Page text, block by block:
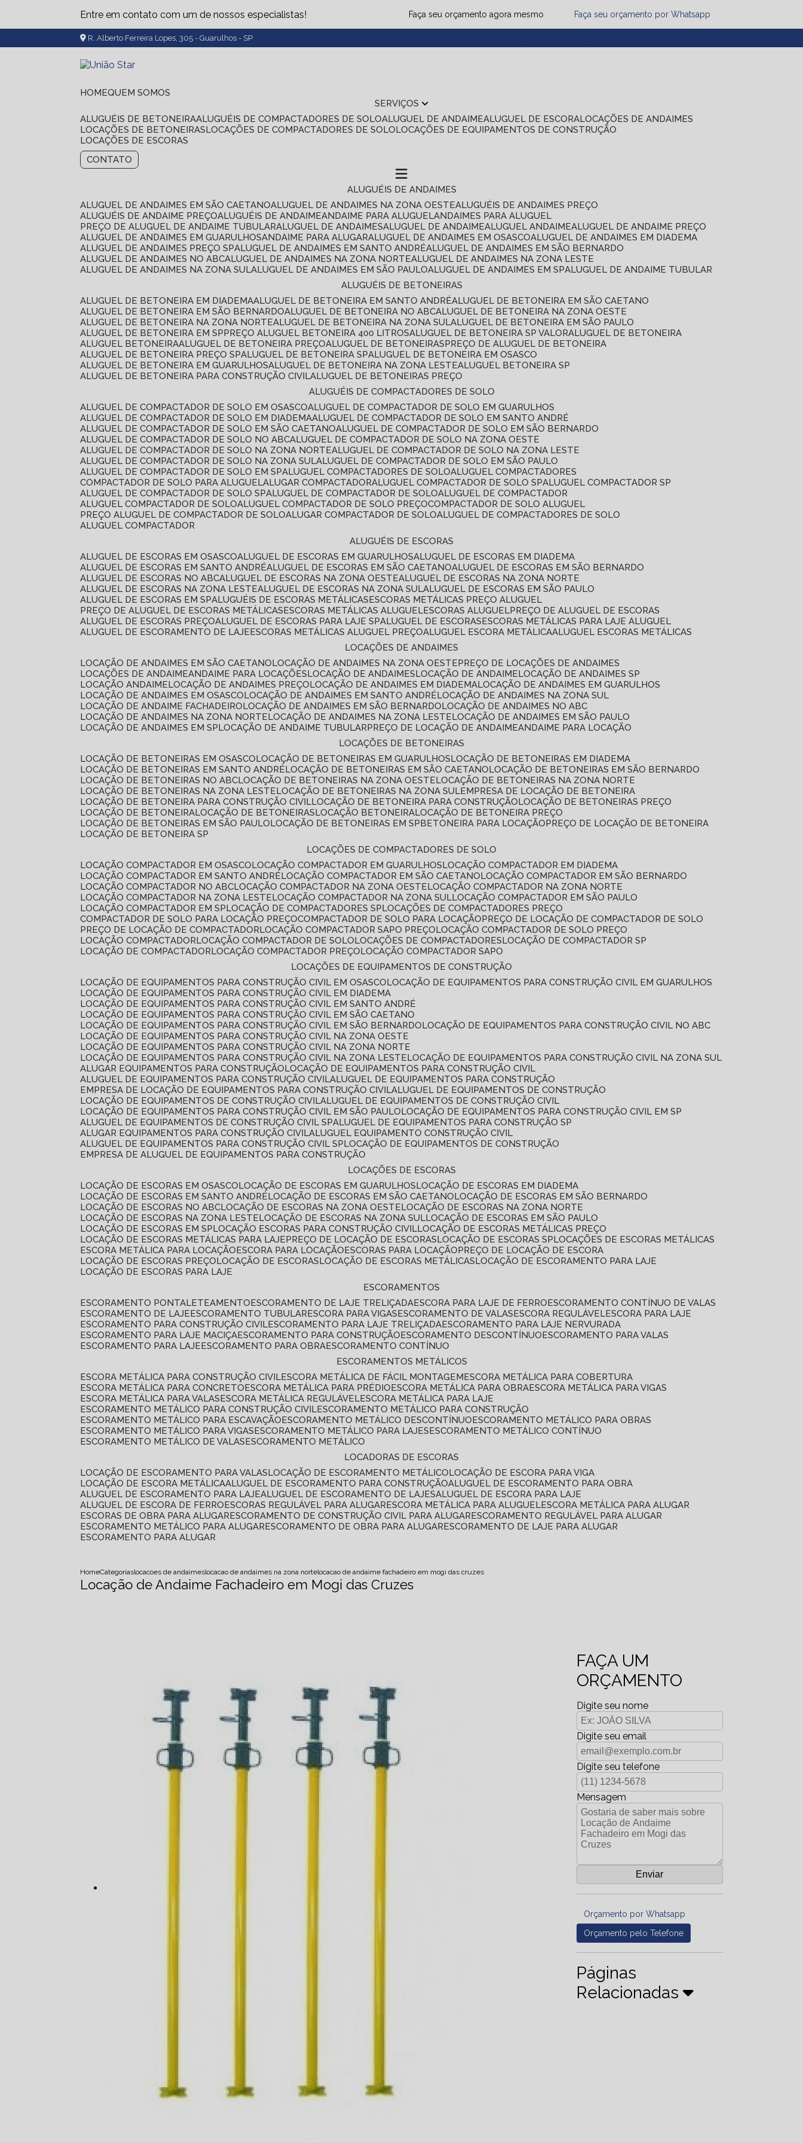
Entre em contato com um de nossos especialistas! Faça seu orçamento agora mesmo Faça seu orçamento por Whatsapp
R. Alberto Ferreira Lopes, 305 - Guarulhos - SP
HOME
QUEM SOMOS
SERVIÇOS
ALUGUÉIS DE BETONEIRA ALUGUÉIS DE COMPACTADORES DE SOLO ALUGUEL DE ANDAIME ALUGUEL DE ESCORA LOCAÇÕES DE ANDAIMES
LOCAÇÕES DE BETONEIRAS LOCAÇÕES DE COMPACTADORES DE SOLO LOCAÇÕES DE EQUIPAMENTOS DE CONSTRUÇÃO
LOCAÇÕES DE ESCORAS
CONTATO
ALUGUÉIS DE ANDAIMES
ALUGUEL DE ANDAIMES EM SÃO CAETANO ALUGUEL DE ANDAIMES NA ZONA OESTE ALUGUÉIS DE ANDAIMES PREÇO
ALUGUÉIS DE ANDAIME PREÇO ALUGUÉIS DE ANDAIME ANDAIME PARA ALUGUEL ANDAIMES PARA ALUGUEL
PREÇO DE ALUGUEL DE ANDAIME TUBULAR ALUGUEL DE ANDAIMES ALUGUEL DE ANDAIME ALUGUEL ANDAIME ALUGUEL DE ANDAIME PREÇO
ALUGUEL DE ANDAIMES EM GUARULHOS ANDAIME PARA ALUGAR ALUGUEL DE ANDAIMES EM OSASCO ALUGUEL DE ANDAIMES EM DIADEMA
ALUGUEL DE ANDAIMES PREÇO SP ALUGUEL DE ANDAIMES EM SANTO ANDRÉ ALUGUEL DE ANDAIMES EM SÃO BERNARDO
ALUGUEL DE ANDAIMES NO ABC ALUGUEL DE ANDAIMES NA ZONA NORTE ALUGUEL DE ANDAIMES NA ZONA LESTE
ALUGUEL DE ANDAIMES NA ZONA SUL ALUGUEL DE ANDAIMES EM SÃO PAULO ALUGUEL DE ANDAIMES EM SP ALUGUEL DE ANDAIME TUBULAR
ALUGUÉIS DE BETONEIRAS
ALUGUEL DE BETONEIRA EM DIADEMA ALUGUEL DE BETONEIRA EM SANTO ANDRÉ ALUGUEL DE BETONEIRA EM SÃO CAETANO
ALUGUEL DE BETONEIRA EM SÃO BERNARDO ALUGUEL DE BETONEIRA NO ABC ALUGUEL DE BETONEIRA NA ZONA OESTE
ALUGUEL DE BETONEIRA NA ZONA NORTE ALUGUEL DE BETONEIRA NA ZONA SUL ALUGUEL DE BETONEIRA EM SÃO PAULO
ALUGUEL DE BETONEIRA EM SP
PREÇO ALUGUEL BETONEIRA 400 LITROS ALUGUEL DE BETONEIRA SP VALOR ALUGUEL DE BETONEIRA
ALUGUEL BETONEIRA ALUGUEL DE BETONEIRA PREÇO ALUGUEL DE BETONEIRAS
PREÇO DE ALUGUEL DE BETONEIRA
ALUGUEL DE BETONEIRA PREÇO SP ALUGUEL DE BETONEIRA SP ALUGUEL DE BETONEIRA EM OSASCO
ALUGUEL DE BETONEIRA EM GUARULHOS ALUGUEL DE BETONEIRA NA ZONA LESTE ALUGUEL BETONEIRA SP
ALUGUEL DE BETONEIRA PARA CONSTRUÇÃO CIVIL ALUGUEL DE BETONEIRAS PREÇO
ALUGUÉIS DE COMPACTADORES DE SOLO
ALUGUEL DE COMPACTADOR DE SOLO EM OSASCO ALUGUEL DE COMPACTADOR DE SOLO EM GUARULHOS
ALUGUEL DE COMPACTADOR DE SOLO EM DIADEMA ALUGUEL DE COMPACTADOR DE SOLO EM SANTO ANDRÉ
ALUGUEL DE COMPACTADOR DE SOLO EM SÃO CAETANO ALUGUEL DE COMPACTADOR DE SOLO EM SÃO BERNARDO
ALUGUEL DE COMPACTADOR DE SOLO NO ABC ALUGUEL DE COMPACTADOR DE SOLO NA ZONA OESTE
ALUGUEL DE COMPACTADOR DE SOLO NA ZONA NORTE ALUGUEL DE COMPACTADOR DE SOLO NA ZONA LESTE
ALUGUEL DE COMPACTADOR DE SOLO NA ZONA SUL ALUGUEL DE COMPACTADOR DE SOLO EM SÃO PAULO
ALUGUEL DE COMPACTADOR DE SOLO EM SP ALUGUEL COMPACTADORES DE SOLO ALUGUEL COMPACTADORES
COMPACTADOR DE SOLO PARA ALUGUEL ALUGAR COMPACTADOR ALUGUEL COMPACTADOR DE SOLO SP ALUGUEL COMPACTADOR SP
ALUGUEL DE COMPACTADOR DE SOLO SP ALUGUEL DE COMPACTADOR DE SOLO ALUGUEL DE COMPACTADOR
ALUGUEL COMPACTADOR DE SOLO ALUGUEL COMPACTADOR DE SOLO PREÇO COMPACTADOR DE SOLO ALUGUEL
PREÇO ALUGUEL DE COMPACTADOR DE SOLO ALUGAR COMPACTADOR DE SOLO ALUGUEL DE COMPACTADORES DE SOLO
ALUGUEL COMPACTADOR
ALUGUÉIS DE ESCORAS
ALUGUEL DE ESCORAS EM OSASCO ALUGUEL DE ESCORAS EM GUARULHOS ALUGUEL DE ESCORAS EM DIADEMA
ALUGUEL DE ESCORAS EM SANTO ANDRÉ ALUGUEL DE ESCORAS EM SÃO CAETANO ALUGUEL DE ESCORAS EM SÃO BERNARDO
ALUGUEL DE ESCORAS NO ABC ALUGUEL DE ESCORAS NA ZONA OESTE ALUGUEL DE ESCORAS NA ZONA NORTE
ALUGUEL DE ESCORAS NA ZONA LESTE ALUGUEL DE ESCORAS NA ZONA SUL ALUGUEL DE ESCORAS EM SÃO PAULO
ALUGUEL DE ESCORAS EM SP ALUGUÉIS DE ESCORAS METÁLICAS
ESCORAS METÁLICAS PREÇO ALUGUEL
PREÇO DE ALUGUEL DE ESCORAS METÁLICAS
ESCORAS METÁLICAS ALUGUEL ESCORAS ALUGUEL
PREÇO DE ALUGUEL DE ESCORAS
ALUGUEL DE ESCORAS PREÇO ALUGUEL DE ESCORAS PARA LAJE SP ALUGUEL DE ESCORAS
ESCORAS METÁLICAS PARA LAJE ALUGUEL
ALUGUEL DE ESCORAMENTO DE LAJE
ESCORAS METÁLICAS ALUGUEL PREÇO ALUGUEL ESCORA METÁLICA ALUGUEL ESCORAS METÁLICAS
LOCAÇÕES DE ANDAIMES
LOCAÇÃO DE ANDAIMES EM SÃO CAETANO LOCAÇÃO DE ANDAIMES NA ZONA OESTE
PREÇO DE LOCAÇÕES DE ANDAIMES
LOCAÇÕES DE ANDAIME ANDAIME PARA LOCAÇÕES LOCAÇÃO DE ANDAIMES LOCAÇÃO DE ANDAIME LOCAÇÃO DE ANDAIMES SP
LOCAÇÃO ANDAIME LOCAÇÃO DE ANDAIMES PREÇO LOCAÇÃO DE ANDAIMES EM DIADEMA LOCAÇÃO DE ANDAIMES EM GUARULHOS
LOCAÇÃO DE ANDAIMES EM OSASCO LOCAÇÃO DE ANDAIMES EM SANTO ANDRÉ LOCAÇÃO DE ANDAIMES NA ZONA SUL
LOCAÇÃO DE ANDAIME FACHADEIRO LOCAÇÃO DE ANDAIMES EM SÃO BERNARDO LOCAÇÃO DE ANDAIMES NO ABC
LOCAÇÃO DE ANDAIMES NA ZONA NORTE LOCAÇÃO DE ANDAIMES NA ZONA LESTE LOCAÇÃO DE ANDAIMES EM SÃO PAULO
LOCAÇÃO DE ANDAIMES EM SP LOCAÇÃO DE ANDAIME TUBULAR PREÇO DE LOCAÇÃO DE ANDAIME ANDAIME PARA LOCAÇÃO
LOCAÇÕES DE BETONEIRAS
LOCAÇÃO DE BETONEIRAS EM OSASCO LOCAÇÃO DE BETONEIRAS EM GUARULHOS LOCAÇÃO DE BETONEIRAS EM DIADEMA
LOCAÇÃO DE BETONEIRAS EM SANTO ANDRÉ LOCAÇÃO DE BETONEIRAS EM SÃO CAETANO LOCAÇÃO DE BETONEIRAS EM SÃO BERNARDO
LOCAÇÃO DE BETONEIRAS NO ABC LOCAÇÃO DE BETONEIRAS NA ZONA OESTE LOCAÇÃO DE BETONEIRAS NA ZONA NORTE
LOCAÇÃO DE BETONEIRAS NA ZONA LESTE LOCAÇÃO DE BETONEIRAS NA ZONA SUL
EMPRESA DE LOCAÇÃO DE BETONEIRA
LOCAÇÃO DE BETONEIRA PARA CONSTRUÇÃO CIVIL LOCAÇÃO DE BETONEIRA PARA CONSTRUÇÃO LOCAÇÃO DE BETONEIRAS PREÇO
LOCAÇÃO DE BETONEIRA LOCAÇÃO DE BETONEIRAS LOCAÇÃO BETONEIRA LOCAÇÃO DE BETONEIRA PREÇO
LOCAÇÃO DE BETONEIRAS EM SÃO PAULO LOCAÇÃO DE BETONEIRAS EM SP BETONEIRA PARA LOCAÇÃO
PREÇO DE LOCAÇÃO DE BETONEIRA
LOCAÇÃO DE BETONEIRA SP
LOCAÇÕES DE COMPACTADORES DE SOLO
LOCAÇÃO COMPACTADOR EM OSASCO LOCAÇÃO COMPACTADOR EM GUARULHOS LOCAÇÃO COMPACTADOR EM DIADEMA
LOCAÇÃO COMPACTADOR EM SANTO ANDRÉ LOCAÇÃO COMPACTADOR EM SÃO CAETANO LOCAÇÃO COMPACTADOR EM SÃO BERNARDO
LOCAÇÃO COMPACTADOR NO ABC LOCAÇÃO COMPACTADOR NA ZONA OESTE LOCAÇÃO COMPACTADOR NA ZONA NORTE
LOCAÇÃO COMPACTADOR NA ZONA LESTE LOCAÇÃO COMPACTADOR NA ZONA SUL LOCAÇÃO COMPACTADOR EM SÃO PAULO
LOCAÇÃO COMPACTADOR EM SP LOCAÇÃO DE COMPACTADORES SP LOCAÇÕES DE COMPACTADORES PREÇO
COMPACTADOR DE SOLO PARA LOCAÇÃO PREÇO COMPACTADOR DE SOLO PARA LOCAÇÃO
PREÇO DE LOCAÇÃO DE COMPACTADOR DE SOLO
PREÇO DE LOCAÇÃO DE COMPACTADOR LOCAÇÃO COMPACTADOR SAPO PREÇO LOCAÇÃO COMPACTADOR DE SOLO PREÇO
LOCAÇÃO COMPACTADOR LOCAÇÃO COMPACTADOR DE SOLO LOCAÇÕES DE COMPACTADORES LOCAÇÃO DE COMPACTADOR SP
LOCAÇÃO DE COMPACTADOR LOCAÇÃO COMPACTADOR PREÇO LOCAÇÃO COMPACTADOR SAPO
LOCAÇÕES DE EQUIPAMENTOS DE CONSTRUÇÃO
LOCAÇÃO DE EQUIPAMENTOS PARA CONSTRUÇÃO CIVIL EM OSASCO LOCAÇÃO DE EQUIPAMENTOS PARA CONSTRUÇÃO CIVIL EM GUARULHOS
LOCAÇÃO DE EQUIPAMENTOS PARA CONSTRUÇÃO CIVIL EM DIADEMA
LOCAÇÃO DE EQUIPAMENTOS PARA CONSTRUÇÃO CIVIL EM SANTO ANDRÉ
LOCAÇÃO DE EQUIPAMENTOS PARA CONSTRUÇÃO CIVIL EM SÃO CAETANO
LOCAÇÃO DE EQUIPAMENTOS PARA CONSTRUÇÃO CIVIL EM SÃO BERNARDO LOCAÇÃO DE EQUIPAMENTOS PARA CONSTRUÇÃO CIVIL NO ABC
LOCAÇÃO DE EQUIPAMENTOS PARA CONSTRUÇÃO CIVIL NA ZONA OESTE
LOCAÇÃO DE EQUIPAMENTOS PARA CONSTRUÇÃO CIVIL NA ZONA NORTE
LOCAÇÃO DE EQUIPAMENTOS PARA CONSTRUÇÃO CIVIL NA ZONA LESTE LOCAÇÃO DE EQUIPAMENTOS PARA CONSTRUÇÃO CIVIL NA ZONA SUL
ALUGAR EQUIPAMENTOS PARA CONSTRUÇÃO LOCAÇÃO DE EQUIPAMENTOS PARA CONSTRUÇÃO CIVIL
ALUGUEL DE EQUIPAMENTOS PARA CONSTRUÇÃO CIVIL ALUGUEL DE EQUIPAMENTOS PARA CONSTRUÇÃO
EMPRESA DE LOCAÇÃO DE EQUIPAMENTOS PARA CONSTRUÇÃO CIVIL ALUGUEL DE EQUIPAMENTOS DE CONSTRUÇÃO
LOCAÇÃO DE EQUIPAMENTOS DE CONSTRUÇÃO CIVIL ALUGUEL DE EQUIPAMENTOS DE CONSTRUÇÃO CIVIL
LOCAÇÃO DE EQUIPAMENTOS PARA CONSTRUÇÃO CIVIL EM SÃO PAULO LOCAÇÃO DE EQUIPAMENTOS PARA CONSTRUÇÃO CIVIL EM SP
ALUGUEL DE EQUIPAMENTOS DE CONSTRUÇÃO CIVIL SP ALUGUEL DE EQUIPAMENTOS PARA CONSTRUÇÃO SP
ALUGAR EQUIPAMENTOS PARA CONSTRUÇÃO CIVIL ALUGUEL EQUIPAMENTO CONSTRUÇÃO CIVIL
ALUGUEL DE EQUIPAMENTOS PARA CONSTRUÇÃO CIVIL SP LOCAÇÃO DE EQUIPAMENTOS DE CONSTRUÇÃO
EMPRESA DE ALUGUEL DE EQUIPAMENTOS PARA CONSTRUÇÃO
LOCAÇÕES DE ESCORAS
LOCAÇÃO DE ESCORAS EM OSASCO LOCAÇÃO DE ESCORAS EM GUARULHOS LOCAÇÃO DE ESCORAS EM DIADEMA
LOCAÇÃO DE ESCORAS EM SANTO ANDRÉ LOCAÇÃO DE ESCORAS EM SÃO CAETANO LOCAÇÃO DE ESCORAS EM SÃO BERNARDO
LOCAÇÃO DE ESCORAS NO ABC LOCAÇÃO DE ESCORAS NA ZONA OESTE LOCAÇÃO DE ESCORAS NA ZONA NORTE
LOCAÇÃO DE ESCORAS NA ZONA LESTE LOCAÇÃO DE ESCORAS NA ZONA SUL LOCAÇÃO DE ESCORAS EM SÃO PAULO
LOCAÇÃO DE ESCORAS EM SP LOCAÇÃO ESCORAS PARA CONSTRUÇÃO CIVIL LOCAÇÃO DE ESCORAS METÁLICAS PREÇO
LOCAÇÃO DE ESCORAS METÁLICAS PARA LAJE
PREÇO DE LOCAÇÃO DE ESCORAS LOCAÇÃO DE ESCORAS SP LOCAÇÕES DE ESCORAS METÁLICAS
ESCORA METÁLICA PARA LOCAÇÃO
ESCORA PARA LOCAÇÃO ESCORAS PARA LOCAÇÃO
PREÇO DE LOCAÇÃO DE ESCORA
LOCAÇÃO DE ESCORAS PREÇO LOCAÇÃO DE ESCORAS LOCAÇÃO DE ESCORAS METÁLICAS LOCAÇÃO DE ESCORAMENTO PARA LAJE
LOCAÇÃO DE ESCORAS PARA LAJE
ESCORAMENTOS
ESCORAMENTO PONTALETEAMENTO
ESCORAMENTO DE LAJE TRELIÇADA ESCORA PARA LAJE DE FERRO
ESCORAMENTO CONTÍNUO DE VALAS
ESCORAMENTO DE LAJE
ESCORAMENTO TUBULAR ESCORA PARA VIGAS ESCORAMENTO DE VALAS ESCORA REGULÁVEL ESCORA PARA LAJE
ESCORAMENTO PARA CONSTRUÇÃO CIVIL ESCORAMENTO PARA LAJE TRELIÇADA ESCORAMENTO PARA LAJE NERVURADA
ESCORAMENTO PARA LAJE MACIÇA ESCORAMENTO PARA CONSTRUÇÃO ESCORAMENTO DESCONTÍNUO
ESCORAMENTO PARA VALAS
ESCORAMENTO PARA LAJE
ESCORAMENTO PARA OBRA ESCORAMENTO CONTÍNUO
ESCORAMENTOS METÁLICOS
ESCORA METÁLICA PARA CONSTRUÇÃO CIVIL ESCORA METÁLICA DE FÁCIL MONTAGEM
ESCORA METÁLICA PARA COBERTURA
ESCORA METÁLICA PARA CONCRETO
ESCORA METÁLICA PARA PRÉDIO ESCORA METÁLICA PARA OBRA ESCORA METÁLICA PARA VIGAS
ESCORA METÁLICA PARA VALAS
ESCORA METÁLICA REGULÁVEL ESCORA METÁLICA PARA LAJE
ESCORAMENTO METÁLICO PARA CONSTRUÇÃO CIVIL ESCORAMENTO METÁLICO PARA CONSTRUÇÃO
ESCORAMENTO METÁLICO PARA ESCAVAÇÃO
ESCORAMENTO METÁLICO DESCONTÍNUO
ESCORAMENTO METÁLICO PARA OBRAS
ESCORAMENTO METÁLICO PARA VIGAS
ESCORAMENTO METÁLICO PARA LAJES
ESCORAMENTO METÁLICO CONTÍNUO
ESCORAMENTO METÁLICO DE VALAS
ESCORAMENTO METÁLICO
LOCADORAS DE ESCORAS
LOCAÇÃO DE ESCORAMENTO PARA VALAS LOCAÇÃO DE ESCORAMENTO METÁLICO LOCAÇÃO DE ESCORA PARA VIGA
LOCAÇÃO DE ESCORA METÁLICA ALUGUEL DE ESCORAMENTO PARA CONSTRUÇÃO ALUGUEL DE ESCORAMENTO PARA OBRA
ALUGUEL DE ESCORAMENTO PARA LAJE ALUGUEL DE ESCORAMENTO DE LAJES ALUGUEL DE ESCORA PARA LAJE
ALUGUEL DE ESCORA DE FERRO
ESCORAS REGULÁVEL PARA ALUGAR ESCORA METÁLICA PARA ALUGUEL ESCORA METÁLICA PARA ALUGAR
ESCORAS DE OBRA PARA ALUGAR ESCORAMENTO DE CONSTRUÇÃO CIVIL PARA ALUGAR ESCORAMENTO REGULÁVEL PARA ALUGAR
ESCORAMENTO METÁLICO PARA ALUGAR ESCORAMENTO DE OBRA PARA ALUGAR ESCORAMENTO DE LAJE PARA ALUGAR
ESCORAMENTO PARA ALUGAR
HomeCategoriaslocacoes de andaimeslocacao de andaimes na zona nortelocacao de andaime fachadeiro em mogi das cruzes
Locação de Andaime Fachadeiro em Mogi das Cruzes
FAÇA UM
ORÇAMENTO
Digite seu nome
Digite seu email
Digite seu telefone
Mensagem
Orçamento por Whatsapp
Orçamento pelo Telefone
Páginas
Relacionadas